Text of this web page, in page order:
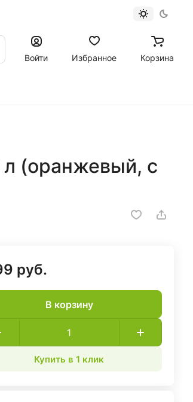
Войти
Избранное Корзина
л (оранжевый, с
руб.
В корзину
Купить в 1 клик